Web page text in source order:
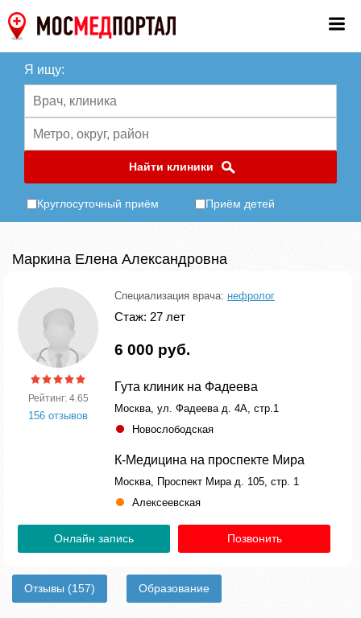
Я ищу:
Найти клиники
Круглосуточный приём Приём детей
Маркина Елена Александровна
Рейтинг: 4.65
156 отзывов
Специализация врача: нефролог
Стаж: 27 лет
6 000 руб.
Гута клиник на Фадеева
Москва, ул. Фадеева д. 4А, стр.1
Новослободская
К-Медицина на проспекте Мира
Москва, Проспект Мира д. 105, стр. 1
Алексеевская
Онлайн запись Позвонить
Отзывы (157) Образование